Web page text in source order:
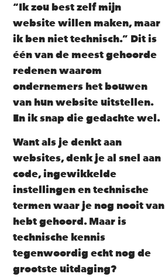
“Ik zou best zelf mijn
website willen maken, maar
ik ben niet technisch.” Dit is
één van de meest gehoorde
redenen waarom
ondernemers het bouwen
van hun website uitstellen.
En ik snap die gedachte wel.
Want als je denkt aan
websites, denk je al snel aan
code, ingewikkelde
instellingen en technische
termen waar je nog nooit van
hebt gehoord. Maar is
technische kennis
tegenwoordig echt nog de
grootste uitdaging?